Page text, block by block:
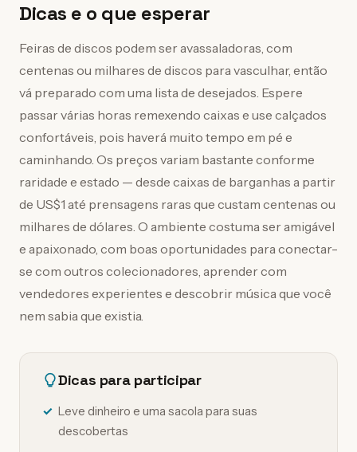
Dicas e o que esperar
Feiras de discos podem ser avassaladoras, com
centenas ou milhares de discos para vasculhar, então
vá preparado com uma lista de desejados. Espere
passar várias horas remexendo caixas e use calçados
confortáveis, pois haverá muito tempo em pé e
caminhando. Os preços variam bastante conforme
raridade e estado — desde caixas de barganhas a partir
de US$1 até prensagens raras que custam centenas ou
milhares de dólares. O ambiente costuma ser amigável
e apaixonado, com boas oportunidades para conectar-
se com outros colecionadores, aprender com
vendedores experientes e descobrir música que você
nem sabia que existia.
Dicas para participar
Leve dinheiro e uma sacola para suas
descobertas